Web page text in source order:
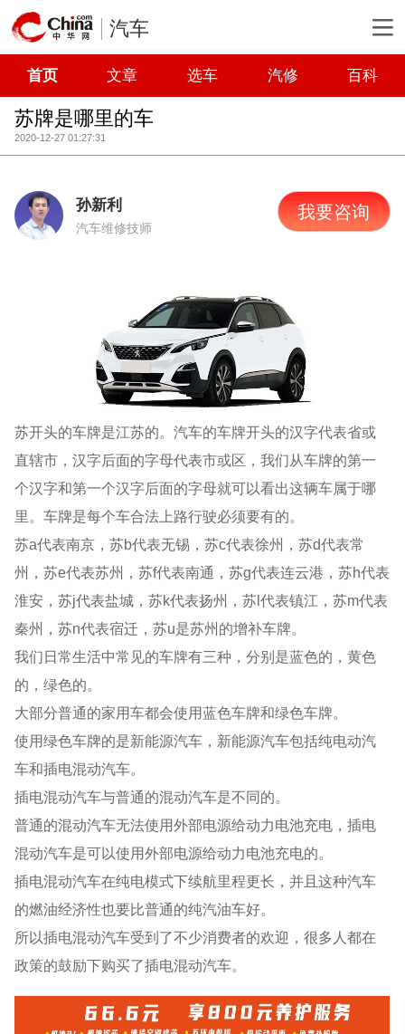
汽车
首页 文章 选车 汽修 百科
苏牌是哪里的车
2020-12-27 01:27:31
孙新利
汽车维修技师
我要咨询
苏开头的车牌是江苏的。汽车的车牌开头的汉字代表省或
直辖市，汉字后面的字母代表市或区，我们从车牌的第一
个汉字和第一个汉字后面的字母就可以看出这辆车属于哪
里。车牌是每个车合法上路行驶必须要有的。
苏a代表南京，苏b代表无锡，苏c代表徐州，苏d代表常
州，苏e代表苏州，苏f代表南通，苏g代表连云港，苏h代表
淮安，苏j代表盐城，苏k代表扬州，苏l代表镇江，苏m代表
秦州，苏n代表宿迁，苏u是苏州的增补车牌。
我们日常生活中常见的车牌有三种，分别是蓝色的，黄色
的，绿色的。
大部分普通的家用车都会使用蓝色车牌和绿色车牌。
使用绿色车牌的是新能源汽车，新能源汽车包括纯电动汽
车和插电混动汽车。
插电混动汽车与普通的混动汽车是不同的。
普通的混动汽车无法使用外部电源给动力电池充电，插电
混动汽车是可以使用外部电源给动力电池充电的。
插电混动汽车在纯电模式下续航里程更长，并且这种汽车
的燃油经济性也要比普通的纯汽油车好。
所以插电混动汽车受到了不少消费者的欢迎，很多人都在
政策的鼓励下购买了插电混动汽车。